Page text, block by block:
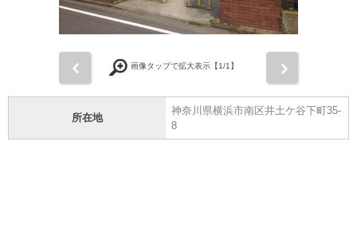
画像タップで拡大表示【1/1】
所在地
神奈川県横浜市南区井土ケ谷下町35-
8